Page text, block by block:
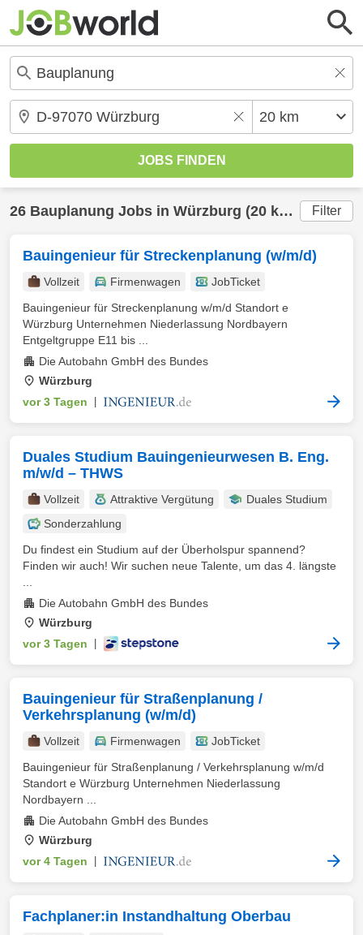
26 Bauplanung Jobs in Würzburg (20 km) gefunden Filter
Bauingenieur für Streckenplanung (w/m/d)
Vollzeit Firmenwagen
JobTicket
Bauingenieur für Streckenplanung w/m/d Standort e
Würzburg Unternehmen Niederlassung Nordbayern
Entgeltgruppe E11 bis ...
Die Autobahn GmbH des Bundes
Würzburg
vor 3 Tagen
Duales Studium Bauingenieurwesen B. Eng.
m/w/d – THWS
Vollzeit Attraktive Vergütung
Duales Studium
Sonderzahlung
Du findest ein Studium auf der Überholspur spannend?
Finden wir auch! Wir suchen neue Talente, um das 4. längste
Die Autobahn GmbH des Bundes
Würzburg
vor 3 Tagen
Bauingenieur für Straßenplanung /
Verkehrsplanung (w/m/d)
Vollzeit Firmenwagen
JobTicket
Bauingenieur für Straßenplanung / Verkehrsplanung w/m/d
Standort e Würzburg Unternehmen Niederlassung
Nordbayern ...
Die Autobahn GmbH des Bundes
Würzburg
vor 4 Tagen
Fachplaner:in Instandhaltung Oberbau